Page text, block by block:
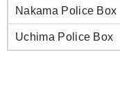
Nakama Police Box
Uchima Police Box